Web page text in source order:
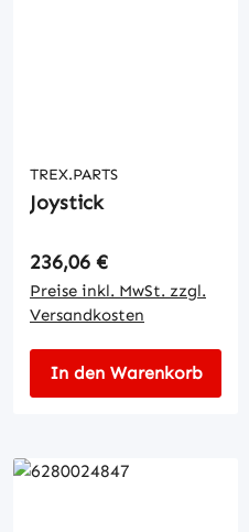
TREX.PARTS
Joystick
Regulärer Preis:
236,06 €
Preise inkl. MwSt. zzgl.
Versandkosten
In den Warenkorb